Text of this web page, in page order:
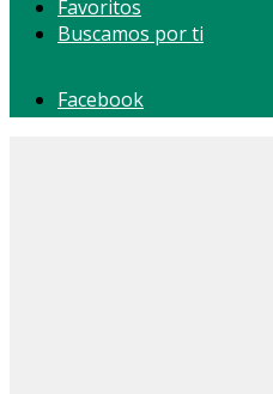
Favoritos
Buscamos por ti
Facebook